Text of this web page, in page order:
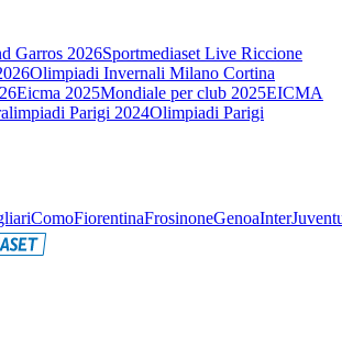
Garros 2026Sportmediaset Live Riccione
Olimpiadi Invernali Milano Cortina
Eicma 2025Mondiale per club 2025EICMA
Parigi 2024Olimpiadi Parigi
ComoFiorentinaFrosinoneGenoaInter